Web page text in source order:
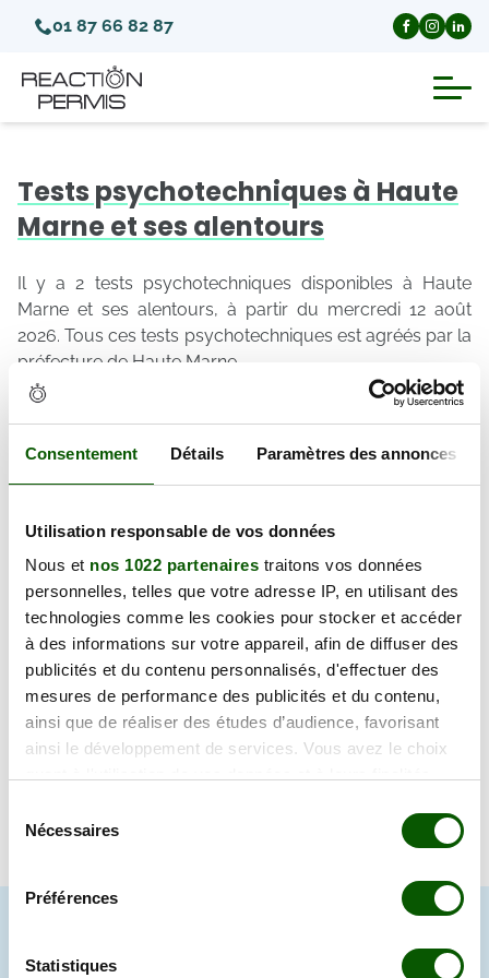
Consentement Détails Paramètres des annonces
Utilisation responsable de vos données
Nous et nos 1022 partenaires traitons vos données
personnelles, telles que votre adresse IP, en utilisant des
technologies comme les cookies pour stocker et accéder
à des informations sur votre appareil, afin de diffuser des
publicités et du contenu personnalisés, d'effectuer des
mesures de performance des publicités et du contenu,
ainsi que de réaliser des études d’audience, favorisant
ainsi le développement de services. Vous avez le choix
tout moment en consultant la Déclaration relative aux
cookies ou en cliquant sur l'icône de confidentialité.
Si vous le permettez, nous aimerions également :
géographique qui peuvent être précises à plusieurs
Nécessaires
Préférences
Statistiques
01 87 66 82 87
Invalidation du permis de conduire
Annulation du permis de conduire
Médecins agréés pour le permis
Visite médicale test psychotechnique
Tests psychotechniques à Haute
Marne et ses alentours
Il y a 2 tests psychotechniques disponibles à Haute
Marne et ses alentours, à partir du mercredi 12 août
2026. Tous ces tests psychotechniques est agréés par la
préfecture de Haute Marne.
Les tests psychotechniques disponibles à Haute Marne
et à proximité
135.00 €
52100 Saint-Dizier
Il reste 1 place sur cette date.
Annulation Gratuite jusqu'à 48h
mercredi 12 août 2026
132.00 €
53 Rue du Président Carnot,
52100 Saint-Dizier
Il reste 2 places sur cette date.
lundi 17 août 2026